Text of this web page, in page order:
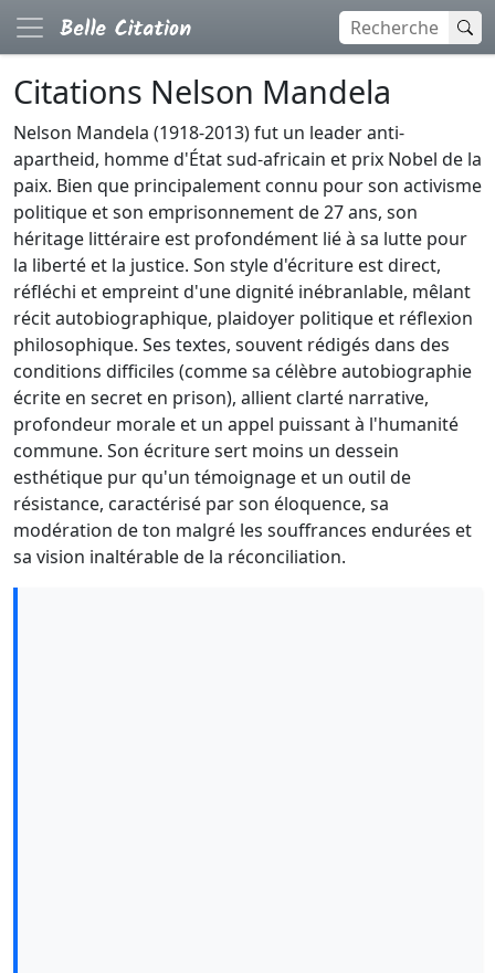
Citations Nelson Mandela
Nelson Mandela (1918-2013) fut un leader anti-
apartheid, homme d'État sud-africain et prix Nobel de la
paix. Bien que principalement connu pour son activisme
politique et son emprisonnement de 27 ans, son
héritage littéraire est profondément lié à sa lutte pour
la liberté et la justice. Son style d'écriture est direct,
réfléchi et empreint d'une dignité inébranlable, mêlant
récit autobiographique, plaidoyer politique et réflexion
philosophique. Ses textes, souvent rédigés dans des
conditions difficiles (comme sa célèbre autobiographie
écrite en secret en prison), allient clarté narrative,
profondeur morale et un appel puissant à l'humanité
commune. Son écriture sert moins un dessein
esthétique pur qu'un témoignage et un outil de
résistance, caractérisé par son éloquence, sa
modération de ton malgré les souffrances endurées et
sa vision inaltérable de la réconciliation.